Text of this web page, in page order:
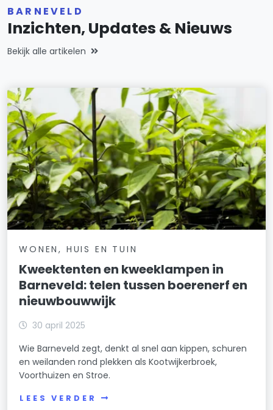
BARNEVELD
Inzichten, Updates & Nieuws
Bekijk alle artikelen
WONEN, HUIS EN TUIN
Kweektenten en kweeklampen in
Barneveld: telen tussen boerenerf en
nieuwbouwwijk
30 april 2025
Wie Barneveld zegt, denkt al snel aan kippen, schuren
en weilanden rond plekken als Kootwijkerbroek,
Voorthuizen en Stroe.
LEES VERDER